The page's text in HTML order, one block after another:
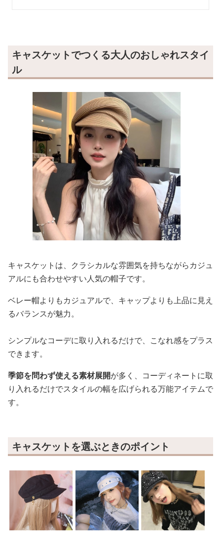
キャスケットでつくる大人のおしゃれスタイ
ル
キャスケットは、クラシカルな雰囲気を持ちながらカジュ
アルにも合わせやすい人気の帽子です。
ベレー帽よりもカジュアルで、キャップよりも上品に見え
るバランスが魅力。
シンプルなコーデに取り入れるだけで、こなれ感をプラス
できます。
季節を問わず使える素材展開が多く、コーディネートに取
り入れるだけでスタイルの幅を広げられる万能アイテムで
す。
キャスケットを選ぶときのポイント